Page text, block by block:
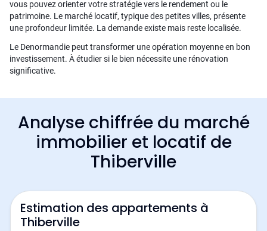
vous pouvez orienter votre stratégie vers le rendement ou le
patrimoine. Le marché locatif, typique des petites villes, présente
une profondeur limitée. La demande existe mais reste localisée.
Le Denormandie peut transformer une opération moyenne en bon
investissement. À étudier si le bien nécessite une rénovation
significative.
Analyse chiffrée du marché
immobilier et locatif de
Thiberville
Estimation des appartements à
Thiberville